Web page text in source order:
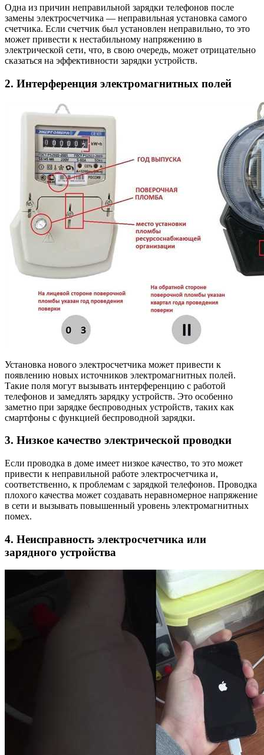
Одна из причин неправильной зарядки телефонов после
замены электросчетчика — неправильная установка самого
счетчика. Если счетчик был установлен неправильно, то это
может привести к нестабильному напряжению в
электрической сети, что, в свою очередь, может отрицательно
сказаться на эффективности зарядки устройств.
2. Интерференция электромагнитных полей
Установка нового электросчетчика может привести к
появлению новых источников электромагнитных полей.
Такие поля могут вызывать интерференцию с работой
телефонов и замедлять зарядку устройств. Это особенно
заметно при зарядке беспроводных устройств, таких как
смартфоны с функцией беспроводной зарядки.
3. Низкое качество электрической проводки
Если проводка в доме имеет низкое качество, то это может
привести к неправильной работе электросчетчика и,
соответственно, к проблемам с зарядкой телефонов. Проводка
плохого качества может создавать неравномерное напряжение
в сети и вызывать повышенный уровень электромагнитных
помех.
4. Неисправность электросчетчика или
зарядного устройства